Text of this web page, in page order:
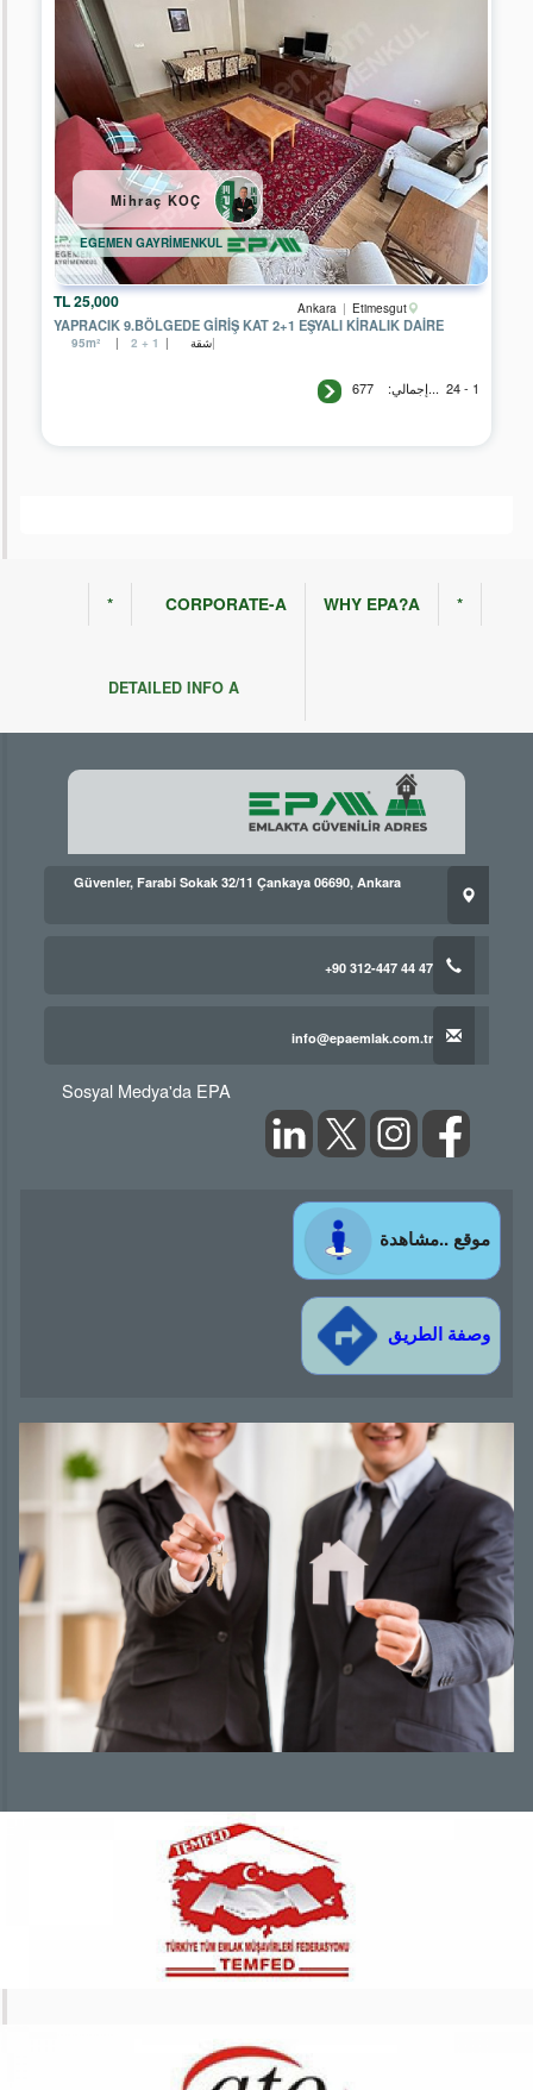
25,000 TL Ankara Etimesgut
YAPRACIK 9.BÖLGEDE GİRİŞ KAT 2+1 EŞYALI KİRALIK DAİRE
شقة 95m² 2 + 1
Mihraç KOÇ
1 - 24 ...إجمالي: 677
* CORPORATE-A
DETAILED INFO A
WHY EPA?A *
Güvenler, Farabi Sokak 32/11 Çankaya 06690, Ankara
+90 312-447 44 47
info@epaemlak.com.tr
Sosyal Medya'da EPA
موقع ..مشاهدة
وصفة الطريق